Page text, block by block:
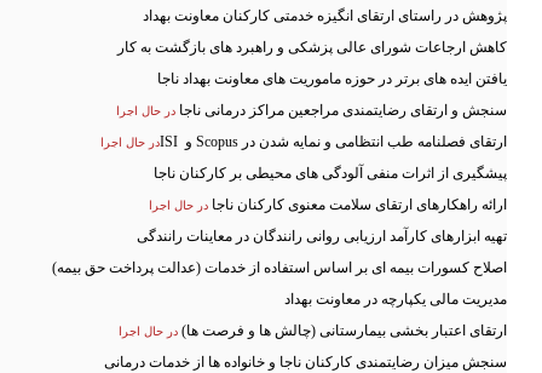
پژوهش در راستای ارتقای انگیزه خدمتی کارکنان معاونت بهداد
کاهش ارجاعات شورای عالی پزشکی و راهبرد های بازگشت به کار
یافتن ایده های برتر در حوزه ماموریت های معاونت بهداد ناجا
سنجش و ارتقای رضایتمندی مراجعین مراکز درمانی ناجادر حال اجرا
ارتقای فصلنامه طب انتظامی و نمایه شدن درScopusو ISIدر حال اجرا
پیشگیری از اثرات منفی آلودگی های محیطی بر کارکنان ناجا
ارائه راهکارهای ارتقای سلامت معنوی کارکنان ناجادر حال اجرا
تهیه ابزارهای کارآمد ارزیابی روانی رانندگان در معاینات رانندگی
اصلاح کسورات بیمه ای بر اساس استفاده از خدمات (عدالت پرداخت حق بیمه)
مدیریت مالی یکپارچه در معاونت بهداد
ارتقای اعتبار بخشی بیمارستانی (چالش ها و فرصت ها)در حال اجرا
سنجش میزان رضایتمندی کارکنان ناجا و خانواده ها از خدمات درمانی